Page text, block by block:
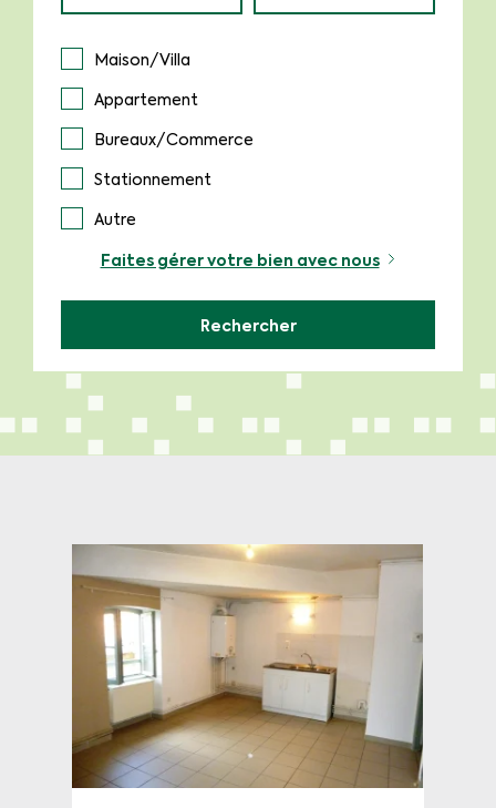
Maison/Villa
Appartement
Bureaux/Commerce
Stationnement
Autre
Faites gérer votre bien avec nous
Rechercher